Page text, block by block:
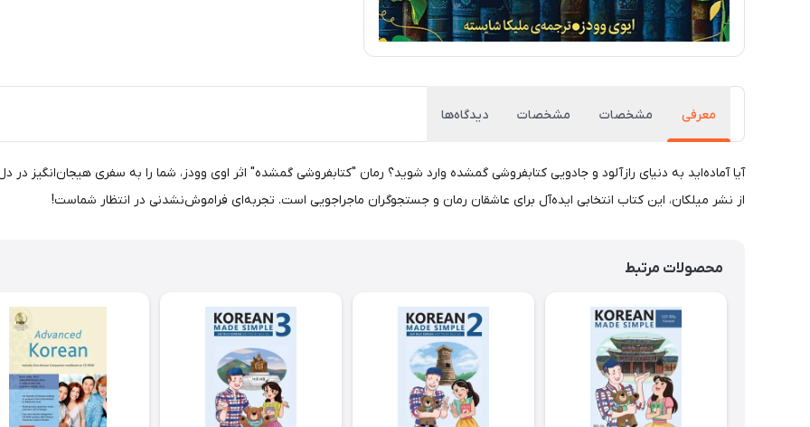
معرفی مشخصات مشخصات دیدگاه‌ها
آیا آماده‌اید به دنیای رازآلود و جادویی کتابفروشی گمشده وارد شوید؟ رمان "کتابفروشی گمشده" اثر اوی وودز، شما را به سفری هیجان‌انگیز
از نشر میلکان، این کتاب انتخابی ایده‌آل برای عاشقان رمان و جستجوگران ماجراجویی است. تجربه‌ای فراموش‌نشدنی در انتظار شماست!
محصولات مرتبط